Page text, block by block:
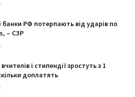
банки РФ потерпають від ударів по
– СЗР
і стипендії зростуть з 1
доплатять